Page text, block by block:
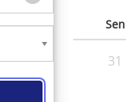
Sen
31